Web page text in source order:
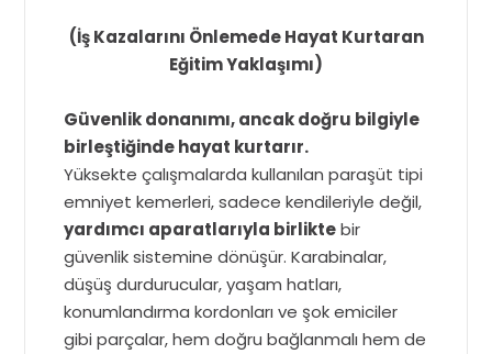
(İş Kazalarını Önlemede Hayat Kurtaran
Eğitim Yaklaşımı)
Güvenlik donanımı, ancak doğru bilgiyle
birleştiğinde hayat kurtarır.
Yüksekte çalışmalarda kullanılan paraşüt tipi
emniyet kemerleri, sadece kendileriyle değil,
yardımcı aparatlarıyla birliktebir
güvenlik sistemine dönüşür. Karabinalar,
düşüş durdurucular, yaşam hatları,
konumlandırma kordonları ve şok emiciler
gibi parçalar, hem doğru bağlanmalı hem de